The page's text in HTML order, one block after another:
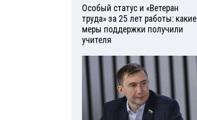
Особый статус и «Ветеран
труда» за 25 лет работы: какие
меры поддержки получили
учителя